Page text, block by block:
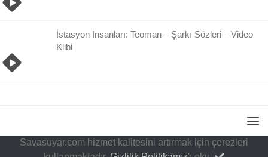
İstasyon İnsanları: Teoman – Şarkı Sözleri – Video
Klibi
Savasuyar.com hizmet kalitesini artırmak için çerezleri